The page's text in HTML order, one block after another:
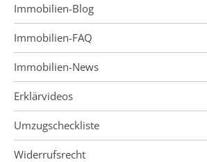
Immobilien-Blog
Immobilien-FAQ
Immobilien-News
Erklärvideos
Umzugscheckliste
Widerrufsrecht